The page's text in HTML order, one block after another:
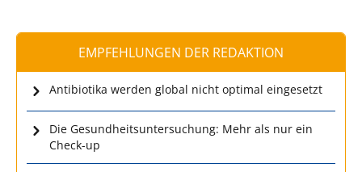
EMPFEHLUNGEN DER REDAKTION
Antibiotika werden global nicht optimal eingesetzt
Die Gesundheitsuntersuchung: Mehr als nur ein
Check-up